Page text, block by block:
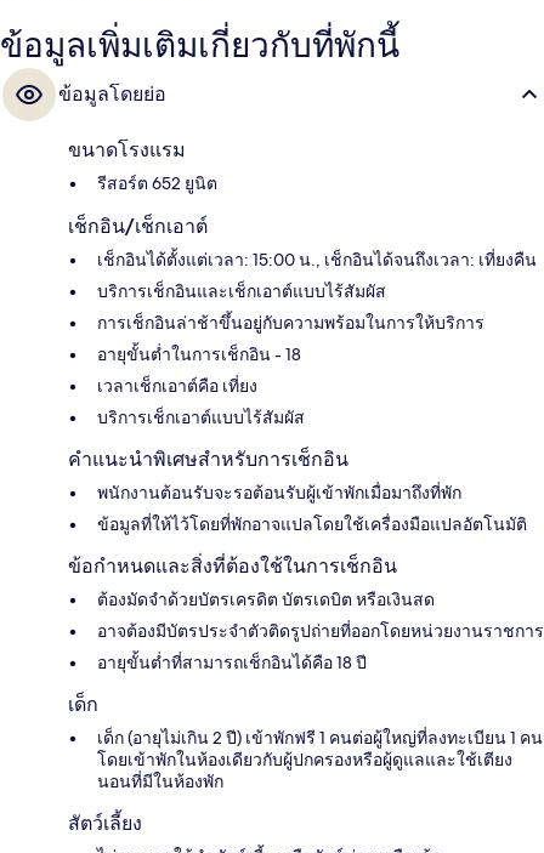
ข้อมูลเพิ่มเติมเกี่ยวกับที่พักนี้
ข้อมูลโดยย่อ
ขนาดโรงแรม
รีสอร์ต 652 ยูนิต
เช็กอิน/เช็กเอาต์
เช็กอินได้ตั้งแต่เวลา: 15:00 น., เช็กอินได้จนถึงเวลา: เที่ยงคืน
บริการเช็กอินและเช็กเอาต์แบบไร้สัมผัส
การเช็กอินล่าช้าขึ้นอยู่กับความพร้อมในการให้บริการ
อายุขั้นต่ำในการเช็กอิน - 18
เวลาเช็กเอาต์คือ เที่ยง
บริการเช็กเอาต์แบบไร้สัมผัส
คำแนะนำพิเศษสำหรับการเช็กอิน
พนักงานต้อนรับจะรอต้อนรับผู้เข้าพักเมื่อมาถึงที่พัก
ข้อมูลที่ให้ไว้โดยที่พักอาจแปลโดยใช้เครื่องมือแปลอัตโนมัติ
ข้อกำหนดและสิ่งที่ต้องใช้ในการเช็กอิน
ต้องมัดจำด้วยบัตรเครดิต บัตรเดบิต หรือเงินสด
อาจต้องมีบัตรประจำตัวติดรูปถ่ายที่ออกโดยหน่วยงานราชการ
อายุขั้นต่ำที่สามารถเช็กอินได้คือ 18 ปี
เด็ก
เด็ก (อายุไม่เกิน 2 ปี) เข้าพักฟรี 1 คนต่อผู้ใหญ่ที่ลงทะเบียน 1 คน
โดยเข้าพักในห้องเดียวกับผู้ปกครองหรือผู้ดูแลและใช้เตียง
นอนที่มีในห้องพัก
สัตว์เลี้ยง